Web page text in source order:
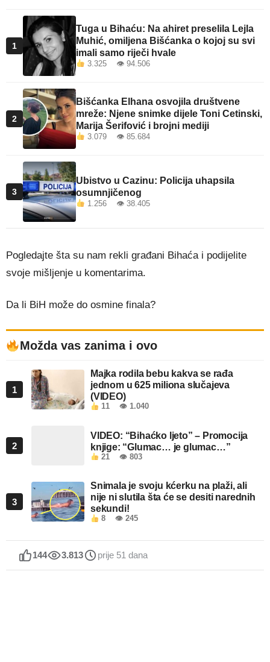
1
Tuga u Bihaću: Na ahiret preselila Lejla
Muhić, omiljena Bišćanka o kojoj su svi
imali samo riječi hvale
3.325 👁 94.506
2
Bišćanka Elhana osvojila društvene
mreže: Njene snimke dijele Toni Cetinski,
Marija Šerifović i brojni mediji
3.079 👁 85.684
3
Ubistvo u Cazinu: Policija uhapsila
osumnjičenog
1.256 👁 38.405
Pogledajte šta su nam rekli građani Bihaća i podijelite
svoje mišljenje u komentarima.
Da li BiH može do osmine finala?
Možda vas zanima i ovo
1
Majka rodila bebu kakva se rađa
jednom u 625 miliona slučajeva
(VIDEO)
11 👁 1.040
2
VIDEO: “Bihaćko ljeto” – Promocija
knjige: “Glumac… je glumac…”
21 👁 803
3
Snimala je svoju kćerku na plaži, ali
nije ni slutila šta će se desiti narednih
sekundi!
8 👁 245
144 3.813 prije 51 dana